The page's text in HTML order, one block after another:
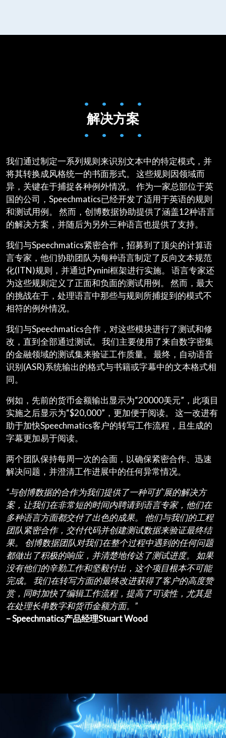
• • • •
解决方案
• • • •
我们通过制定一系列规则来识别文本中的特定模式，并
将其转换成风格统一的书面形式。 这些规则因领域而
异，关键在于捕捉各种例外情况。 作为一家总部位于英
国的公司，Speechmatics已经开发了适用于英语的规则
和测试用例。 然而，创博数据协助提供了涵盖12种语言
的解决方案，并随后为另外三种语言也提供了支持。
我们与Speechmatics紧密合作，招募到了顶尖的计算语
言专家，他们协助团队为每种语言制定了反向文本规范
化(ITN)规则，并通过Pynini框架进行实施。 语言专家还
为这些规则定义了正面和负面的测试用例。 然而，最大
的挑战在于，处理语言中那些与规则所捕捉到的模式不
相符的例外情况。
我们与Speechmatics合作，对这些模块进行了测试和修
改，直到全部通过测试。 我们主要使用了来自数字密集
的金融领域的测试集来验证工作质量。 最终，自动语音
识别(ASR)系统输出的格式与书籍或字幕中的文本格式相
同。
例如，先前的货币金额输出显示为“20000美元”，此项目
实施之后显示为“$20,000”，更加便于阅读。 这一改进有
助于加快Speechmatics客户的转写工作流程，且生成的
字幕更加易于阅读。
两个团队保持每周一次的会面，以确保紧密合作、迅速
解决问题，并澄清工作进展中的任何异常情况。
“与创博数据的合作为我们提供了一种可扩展的解决方
案，让我们在非常短的时间内聘请到语言专家，他们在
多种语言方面都交付了出色的成果。 他们与我们的工程
团队紧密合作，交付代码并创建测试数据来验证最终结
果。 创博数据团队对我们在整个过程中遇到的任何问题
都做出了积极的响应，并清楚地传达了测试进度。 如果
没有他们的辛勤工作和坚毅付出，这个项目根本不可能
完成。 我们在转写方面的最终改进获得了客户的高度赞
赏，同时加快了编辑工作流程，提高了可读性，尤其是
在处理长串数字和货币金额方面。”
– Speechmatics产品经理Stuart Wood